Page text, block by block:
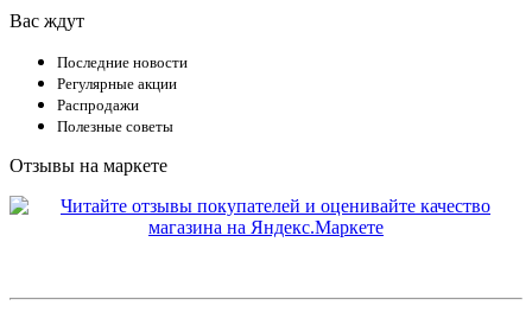
Вас ждут
Последние новости
Регулярные акции
Распродажи
Полезные советы
Отзывы на маркете